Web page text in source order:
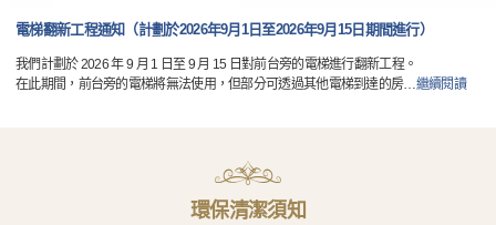
電梯翻新工程通知（計劃於2026年9月1日至2026年9月15日期間進行）
我們計劃於 2026 年 9 月 1 日至 9 月 15 日對前台旁的電梯進行翻新工程。
在此期間，前台旁的電梯將無法使用，但部分可透過其他電梯到達的房…繼續閱讀
環保清潔須知